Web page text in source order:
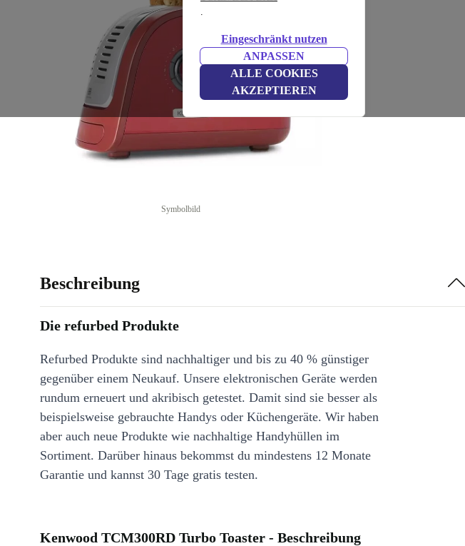
.
Eingeschränkt nutzen
ANPASSEN
ALLE COOKIES
AKZEPTIEREN
Symbolbild
Beschreibung
Die refurbed Produkte
Refurbed Produkte sind nachhaltiger und bis zu 40 % günstiger
gegenüber einem Neukauf. Unsere elektronischen Geräte werden
rundum erneuert und akribisch getestet. Damit sind sie besser als
beispielsweise gebrauchte Handys oder Küchengeräte. Wir haben
aber auch neue Produkte wie nachhaltige Handyhüllen im
Sortiment. Darüber hinaus bekommst du mindestens 12 Monate
Garantie und kannst 30 Tage gratis testen.
Kenwood TCM300RD Turbo Toaster - Beschreibung